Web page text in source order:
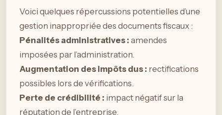
Voici quelques répercussions potentielles d’une
gestion inappropriée des documents fiscaux :
Pénalités administratives : amendes
imposées par l’administration.
Augmentation des impôts dus : rectifications
possibles lors de vérifications.
Perte de crédibilité : impact négatif sur la
réputation de l’entreprise.